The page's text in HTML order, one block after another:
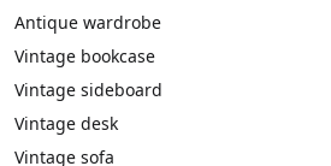
Antique wardrobe
Vintage bookcase
Vintage sideboard
Vintage desk
Vintage sofa